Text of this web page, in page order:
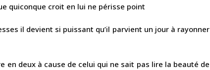
quiconque croit en lui ne périsse point
il devient si puissant qu’il parvient un jour à rayonner
deux à cause de celui qui ne sait pas lire la beauté de